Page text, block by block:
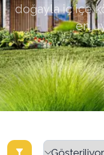
doğayla iç içe
en